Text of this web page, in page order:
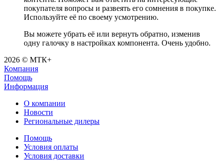
покупателя вопросы и развеять его сомнения в покупке.
Используйте её по своему усмотрению.
Вы можете убрать её или вернуть обратно, изменив
одну галочку в настройках компонента. Очень удобно.
2026 © МТК+
Компания
Помощь
Информация
О компании
Новости
Региональные дилеры
Помощь
Условия оплаты
Условия доставки